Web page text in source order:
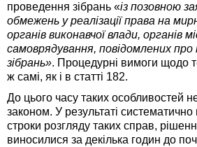
проведення зібрань «із позовною
обмежень у реалізації права на
органів виконавчої влади, органів
самоврядування, повідомлених
зібрань». Процедурні вимоги щодо
ж самі, як і в статті 182.
До цього часу таких особливостей
законом. У результаті
строки розгляду таких справ,
виносилися за декілька годин до